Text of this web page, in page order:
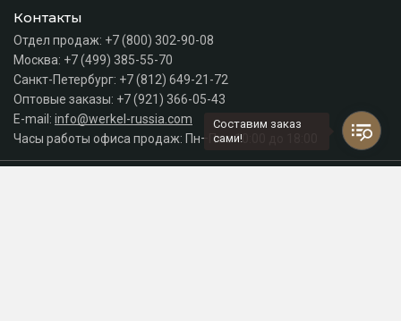
Контакты
Отдел продаж: +7 (800) 302-90-08
Москва: +7 (499) 385-55-70
Санкт-Петербург: +7 (812) 649-21-72
Оптовые заказы: +7 (921) 366-05-43
E-mail: info@werkel-russia.com
Часы работы офиса продаж: Пн–Пт с 10:00 до 18:00
Составим заказ
сами!